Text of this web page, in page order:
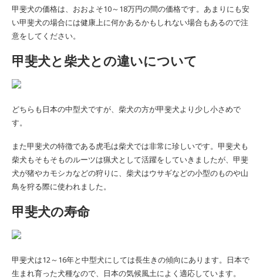
甲斐犬の価格は、 おおよそ10～18万円の間の価格です。あまりにも安
い甲斐犬の場合には健康上に何かあるかもしれない場合もあるので注
意をしてください。
甲斐犬と柴犬との違いについて
どちらも日本の中型犬ですが、柴犬の方が甲斐犬より少し小さめで
す。
また甲斐犬の特徴である虎毛は柴犬では非常に珍しいです。甲斐犬も
柴犬もそもそものルーツは猟犬として活躍をしていきましたが、甲斐
犬が猪やカモシカなどの狩りに、柴犬はウサギなどの小型のものや山
鳥を狩る際に使われました。
甲斐犬の寿命
甲斐犬は12～16年と中型犬にしては長生きの傾向にあります。日本で
生まれ育った犬種なので、日本の気候風土によく適応しています。